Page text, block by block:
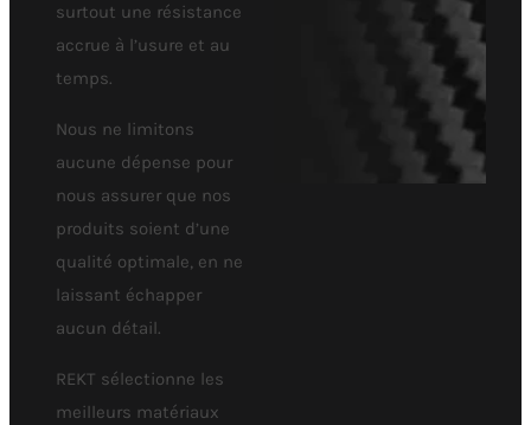
surtout une résistance
accrue à l’usure et au
temps.
Nous ne limitons
aucune dépense pour
nous assurer que nos
produits soient d’une
qualité optimale, en ne
laissant échapper
aucun détail.
REKT sélectionne les
meilleurs matériaux